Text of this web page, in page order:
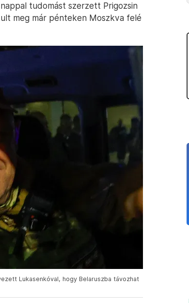
tudomást szerzett Prigozsin
meg már pénteken Moszkva felé
Lukasenkóval, hogy Belaruszba távozhat